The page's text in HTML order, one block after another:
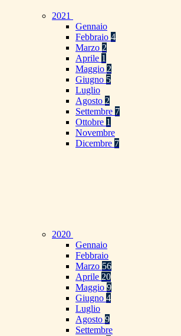
2021
Gennaio
Febbraio 4
Marzo 2
Aprile 1
Maggio 2
Giugno 5
Luglio
Agosto 2
Settembre 7
Ottobre 1
Novembre
Dicembre 7
2020
Gennaio
Febbraio
Marzo 56
Aprile 20
Maggio 9
Giugno 4
Luglio
Agosto 9
Settembre